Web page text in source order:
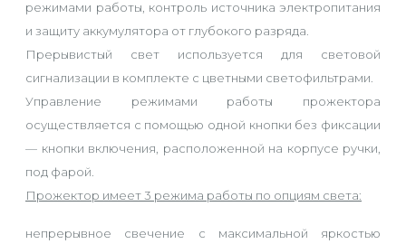
режимами работы, контроль источника электропитания
и защиту аккумулятора от глубокого разряда.
Прерывистый свет используется для световой
сигнализации в комплекте с цветными светофильтрами.
Управление режимами работы прожектора
осуществляется с помощью одной кнопки без фиксации
— кнопки включения, расположенной на корпусе ручки,
под фарой.
Прожектор имеет 3 режима работы по опциям света:
непрерывное свечение с максимальной яркостью